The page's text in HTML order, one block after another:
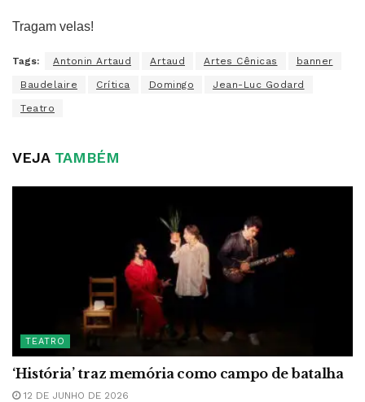
Tragam velas!
Tags: Antonin Artaud Artaud Artes Cênicas banner
Baudelaire Crítica Domingo Jean-Luc Godard
Teatro
VEJATAMBÉM
TEATRO
‘História’ traz memória como campo de batalha
12 DE JUNHO DE 2026